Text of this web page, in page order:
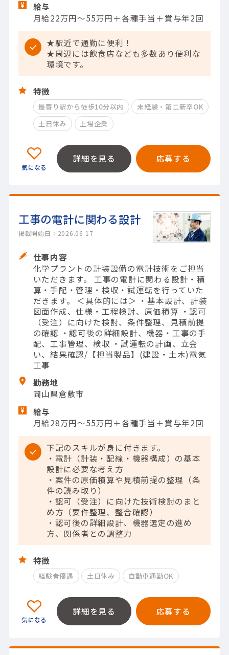
給与
月給22万円～55万円＋各種手当＋賞与年2回
★駅近で通勤に便利！
★周辺には飲食店なども多数あり便利な
環境です。
特徴
最寄り駅から徒歩10分以内
未経験・第二新卒OK
土日休み
上場企業
詳細を見る 応募する
工事の電計に関わる設計
掲載開始日：2026.06.17
仕事内容
化学プラントの計装設備の電計技術をご担当
いただきます。 工事の電計に関わる設計・積
算・手配・管理・検収・試運転を行っていた
だきます。 ＜具体的には＞ ・基本設計、計装
図面作成、仕様・工程検討、原価積算 ・認可
（受注）に向けた検討、条件整理、見積前提
の確認 ・認可後の詳細設計、機器・工事の手
配、工事管理、検収 ・試運転の計画、立会
い、結果確認/【担当製品】(建設・土木)電気
工事
勤務地
岡山県倉敷市
給与
月給28万円～55万円＋各種手当＋賞与年2回
下記のスキルが身に付きます。
・電計（計装・配線・機器構成）の基本
設計に必要な考え方
・案件の原価積算や見積前提の整理（条
件の読み取り）
・認可（受注）に向けた技術検討のまと
め方（要件整理、整合確認）
・認可後の詳細設計、機器選定の進め
方、関係者との調整力
特徴
経験者優遇 土日休み 自動車通勤OK
詳細を見る 応募する